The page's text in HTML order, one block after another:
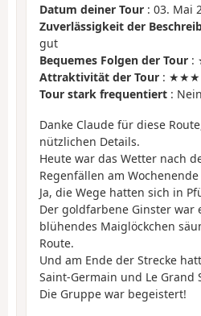
Datum deiner Tour : 03. Mai
Zuverlässigkeit der
gut
Bequemes Folgen der Tour :
Attraktivität der Tour :
Tour stark frequentiert : Nein
Danke Claude für diese
nützlichen Details.
Heute war das Wetter nach
Regenfällen am
Ja, die Wege hatten sich in
Der goldfarbene Ginster war
blühendes Maiglöckchen
Route.
Und am Ende der Strecke
Saint-Germain und Le Grand
Die Gruppe war begeistert!